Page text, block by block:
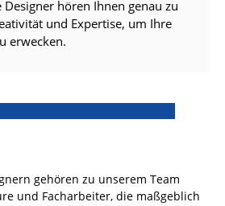
hören Ihnen genau zu
und Expertise, um Ihre
erwecken.
gehören zu unserem Team
und Facharbeiter, die maßgeblich